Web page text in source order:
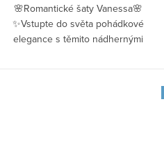
🌸Romantické šaty Vanessa🌸
✨Vstupte do světa pohádkové
elegance s těmito nádhernými